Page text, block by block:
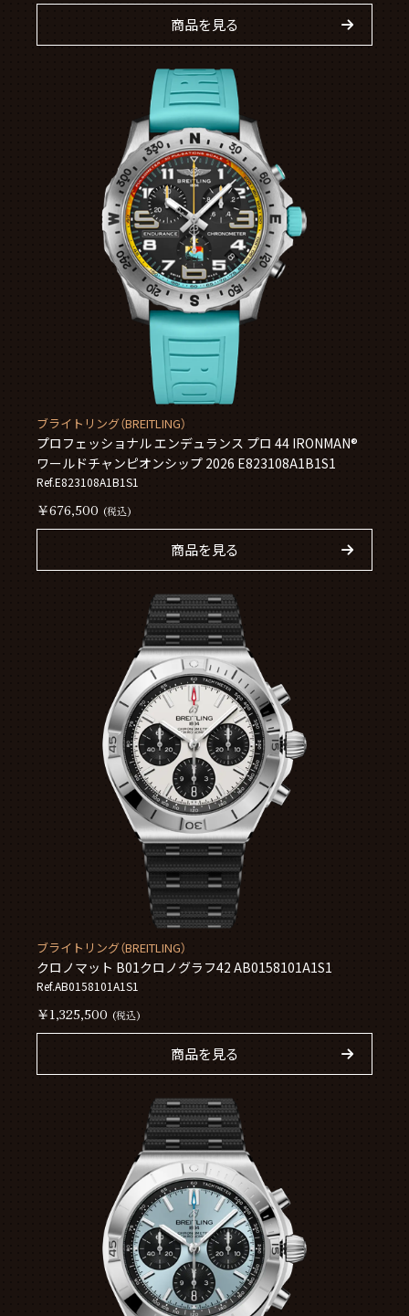
商品を見る
ブライトリング（BREITLING）
プロフェッショナル エンデュランス プロ 44 IRONMAN®
ワールドチャンピオンシップ 2026 E823108A1B1S1
Ref.E823108A1B1S1
￥676,500 (税込)
商品を見る
ブライトリング（BREITLING）
クロノマット B01クロノグラフ42 AB0158101A1S1
Ref.AB0158101A1S1
￥1,325,500 (税込)
商品を見る